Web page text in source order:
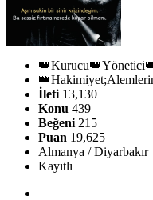
İleti 13,130
Konu 439
Beğeni 215
Puan 19,625
Almanya / Diyarbakır
Kayıtlı